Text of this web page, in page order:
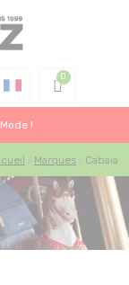
!
Marques Cabaia